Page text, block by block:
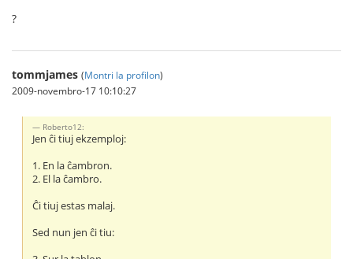
?
tommjames (Montri la profilon)
2009-novembro-17 10:10:27
Roberto12:
Jen ĉi tiuj ekzemploj:
1. En la ĉambron.
2. El la ĉambro.
Ĉi tiuj estas malaj.
Sed nun jen ĉi tiu: